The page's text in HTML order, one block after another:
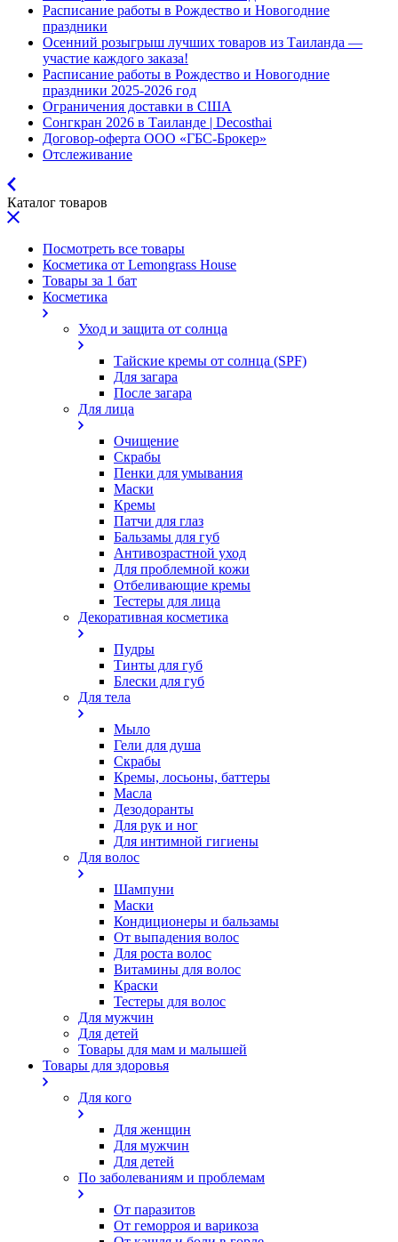
Расписание работы в Рождество и Новогодние
праздники
Осенний розыгрыш лучших товаров из Таиланда —
участие каждого заказа!
Расписание работы в Рождество и Новогодние
праздники 2025-2026 год
Ограничения доставки в США
Сонгкран 2026 в Таиланде | Decosthai
Договор-оферта ООО «ГБС-Брокер»
Отслеживание
Каталог товаров
Посмотреть все товары
Косметика от Lemongrass House
Товары за 1 бат
Косметика
Уход и защита от солнца
Тайские кремы от солнца (SPF)
Для загара
После загара
Для лица
Очищение
Скрабы
Пенки для умывания
Маски
Кремы
Патчи для глаз
Бальзамы для губ
Антивозрастной уход
Для проблемной кожи
Oтбеливающие кремы
Тестеры для лица
Декоративная косметика
Пудры
Тинты для губ
Блески для губ
Для тела
Мыло
Гели для душа
Скрабы
Кремы, лосьоны, баттеры
Масла
Дезодоранты
Для рук и ног
Для интимной гигиены
Для волос
Шампуни
Маски
Кондиционеры и бальзамы
От выпадения волос
Для роста волос
Витамины для волос
Краски
Тестеры для волос
Для мужчин
Для детей
Товары для мам и малышей
Товары для здоровья
Для кого
Для женщин
Для мужчин
Для детей
По заболеваниям и проблемам
От паразитов
Oт геморроя и варикоза